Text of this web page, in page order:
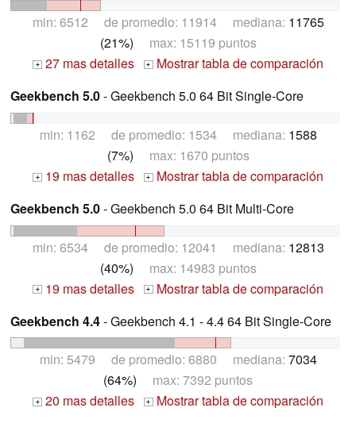
min: 6512 de promedio: 11914 mediana: 11765
(21%) max: 15119 puntos
+ 27 mas detalles + Mostrar tabla de comparación
Geekbench 5.0- Geekbench 5.0 64 Bit Single-Core
min: 1162 de promedio: 1534 mediana: 1588
(7%) max: 1670 puntos
+ 19 mas detalles + Mostrar tabla de comparación
Geekbench 5.0- Geekbench 5.0 64 Bit Multi-Core
min: 6534 de promedio: 12041 mediana: 12813
(40%) max: 14983 puntos
+ 19 mas detalles + Mostrar tabla de comparación
Geekbench 4.4- Geekbench 4.1 - 4.4 64 Bit Single-Core
min: 5479 de promedio: 6880 mediana: 7034
(64%) max: 7392 puntos
+ 20 mas detalles + Mostrar tabla de comparación